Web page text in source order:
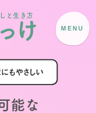
と生き方
MENU
能な